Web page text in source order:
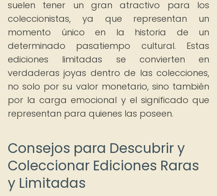
suelen tener un gran atractivo para los
coleccionistas, ya que representan un
momento único en la historia de un
determinado pasatiempo cultural. Estas
ediciones limitadas se convierten en
verdaderas joyas dentro de las colecciones,
no solo por su valor monetario, sino también
por la carga emocional y el significado que
representan para quienes las poseen.
Consejos para Descubrir y
Coleccionar Ediciones Raras
y Limitadas